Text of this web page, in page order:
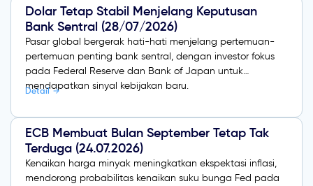
Dolar Tetap Stabil Menjelang Keputusan
Bank Sentral (28/07/2026)
Pasar global bergerak hati-hati menjelang pertemuan-
pertemuan penting bank sentral, dengan investor fokus
pada Federal Reserve dan Bank of Japan untuk
mendapatkan sinyal kebijakan baru.
Detail
ECB Membuat Bulan September Tetap Tak
Terduga (24.07.2026)
Kenaikan harga minyak meningkatkan ekspektasi inflasi,
mendorong probabilitas kenaikan suku bunga Fed pada